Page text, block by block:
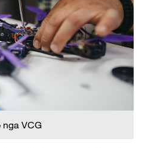
nga VCG